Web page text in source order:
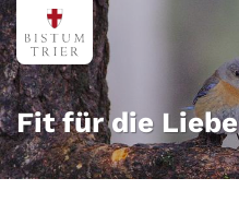
Zum Inhalt springen
Fit für die Liebe